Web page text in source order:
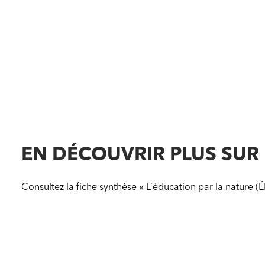
EN DÉCOUVRIR PLUS SUR
Consultez la fiche synthèse « L’éducation par la nature